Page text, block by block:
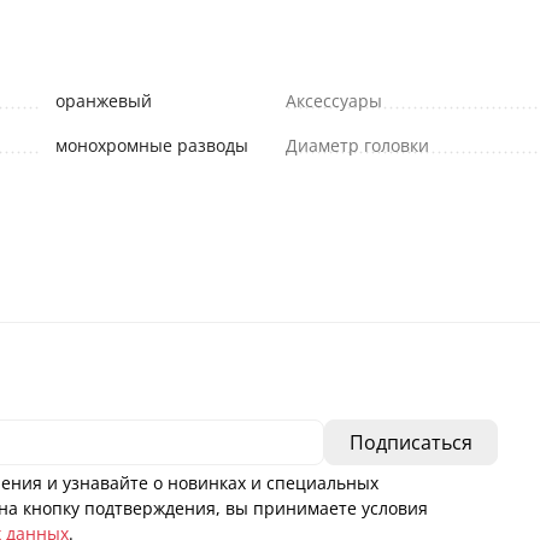
оранжевый
монохромные разводы
Аксессуары
Диаметр головки
и узнавайте о новинках и специальных
кнопку подтверждения, вы принимаете условия
данных.